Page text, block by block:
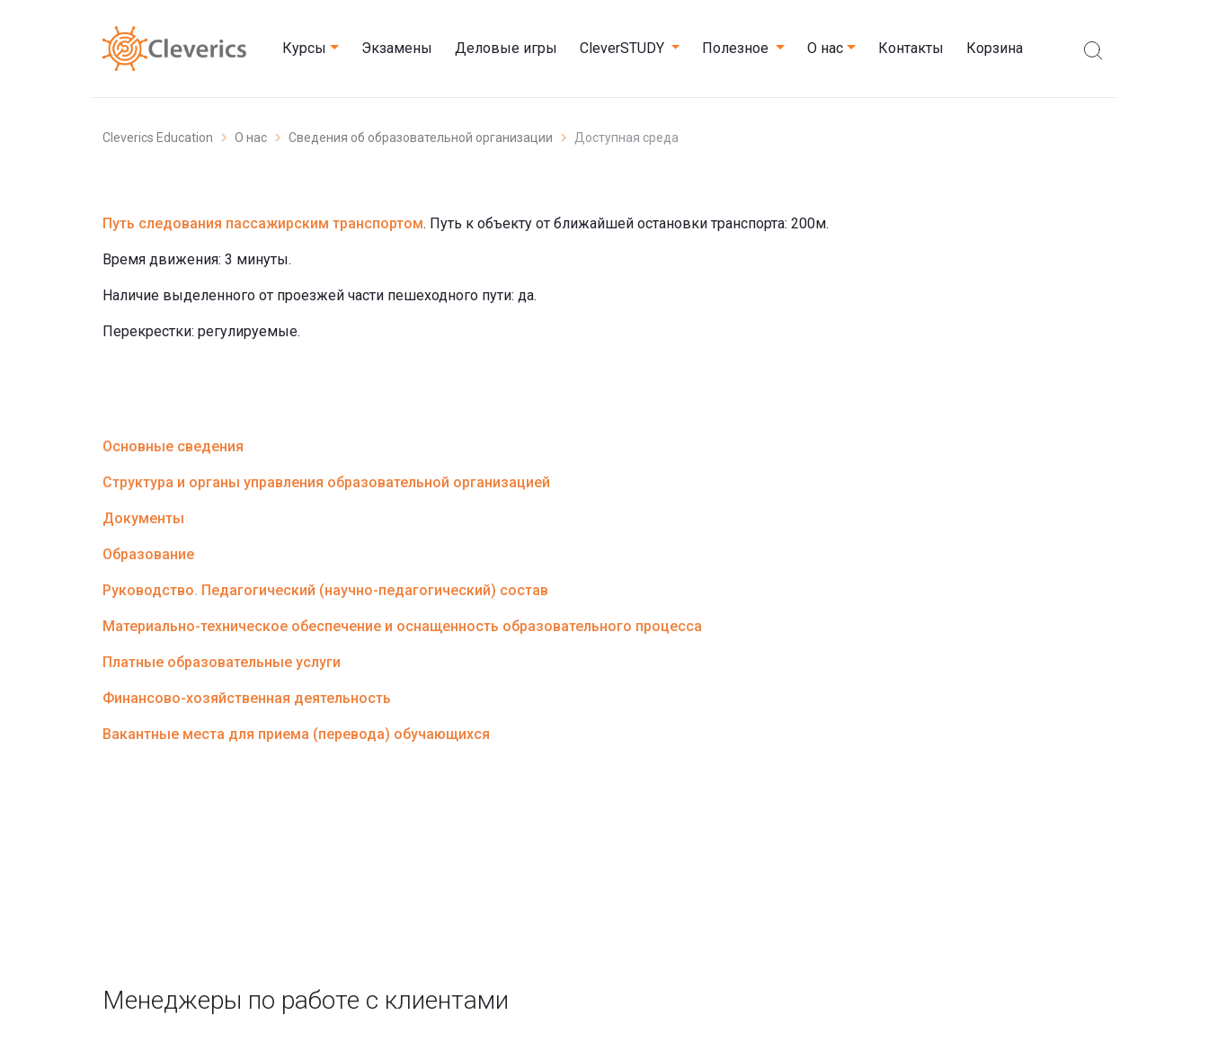
Курсы Экзамены Деловые игры CleverSTUDY Полезное О нас Контакты Корзина
Cleverics Education О нас Сведения об образовательной организации Доступная среда
Путь следования пассажирским транспортом. Путь к объекту от ближайшей остановки транспорта: 200м.
Время движения: 3 минуты.
Наличие выделенного от проезжей части пешеходного пути: да.
Перекрестки: регулируемые.
Основные сведения
Структура и органы управления образовательной организацией
Документы
Образование
Руководство. Педагогический (научно-педагогический) состав
Материально-техническое обеспечение и оснащенность образовательного процесса
Платные образовательные услуги
Финансово-хозяйственная деятельность
Вакантные места для приема (перевода) обучающихся
Менеджеры по работе с клиентами